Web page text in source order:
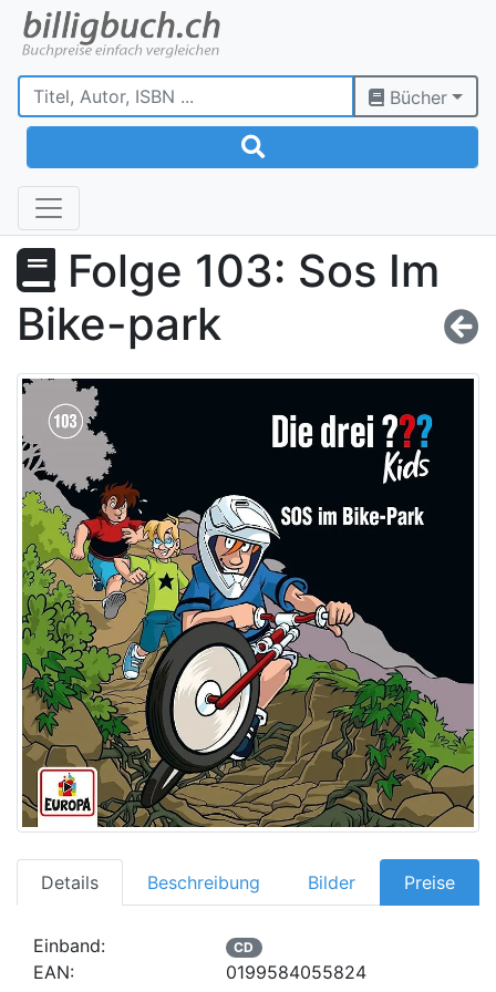
Bücher
Folge 103: Sos Im
Bike-park
Details Beschreibung Bilder Preise
Einband: CD
EAN:
0199584055824